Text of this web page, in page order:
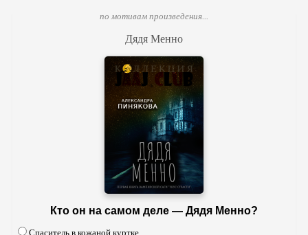
по мотивам произведения...
Дядя Менно
Кто он на самом деле — Дядя Менно?
Спаситель в кожаной куртке.